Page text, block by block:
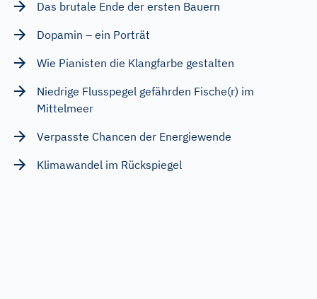
Das brutale Ende der ersten Bauern
Dopamin – ein Porträt
Wie Pianisten die Klangfarbe gestalten
Niedrige Flusspegel gefährden Fische(r) im
Mittelmeer
Verpasste Chancen der Energiewende
Klimawandel im Rückspiegel